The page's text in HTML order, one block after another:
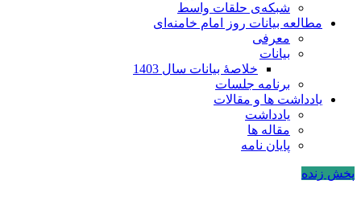
شبکه‌ی حلقات واسط
مطالعه بیانات روز امام خامنه‌ای
معرفی
بیانات
خلاصۀ بیانات سال 1403
برنامه جلسات
یادداشت ها و مقالات
یادداشت
مقاله ها
پایان نامه
پخش زنده